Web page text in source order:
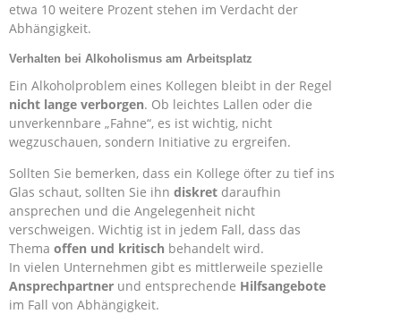
etwa 10 weitere Prozent stehen im Verdacht der
Abhängigkeit.
Verhalten bei Alkoholismus am Arbeitsplatz
Ein Alkoholproblem eines Kollegen bleibt in der Regel
nicht lange verborgen. Ob leichtes Lallen oder die
unverkennbare „Fahne“, es ist wichtig, nicht
wegzuschauen, sondern Initiative zu ergreifen.
Sollten Sie bemerken, dass ein Kollege öfter zu tief ins
Glas schaut, sollten Sie ihn diskret daraufhin
ansprechen und die Angelegenheit nicht
verschweigen. Wichtig ist in jedem Fall, dass das
Thema offen und kritisch behandelt wird.
In vielen Unternehmen gibt es mittlerweile spezielle
Ansprechpartner und entsprechende Hilfsangebote
im Fall von Abhängigkeit.